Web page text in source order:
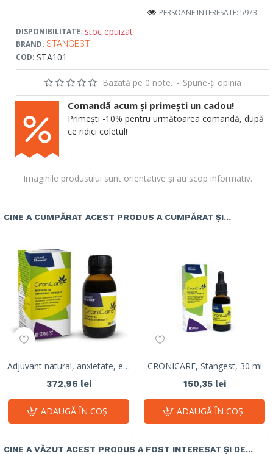
DISPONIBILITATE: stoc epuizat
BRAND: STANGEST
COD: STA101
PERSOANE INTERESATE: 5973
Bazată pe 0 note. - Spune-ţi opinia
Imaginile produsului sunt orientative și au scop informativ.
Comandă acum și primești un cadou!
Primești -10% pentru următoarea comandă, după
ce ridici coletul!
CINE A CUMPĂRAT ACEST PRODUS A CUMPĂRAT ȘI...
Adjuvant natural, anxietate, epilepsie, cancer, CRONICARE, STANGEST, 100 ml
372,96 lei
ADAUGĂ ÎN COŞ
CRONICARE, Stangest, 30 ml
150,35 lei
ADAUGĂ ÎN COŞ
CINE A VĂZUT ACEST PRODUS A FOST INTERESAT ȘI DE...